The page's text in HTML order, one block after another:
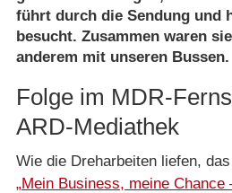
führt durch die Sendung und
besucht. Zusammen waren
anderem mit unseren Bussen.
Folge im MDR-
ARD-Mediathek
Wie die Dreharbeiten liefen,
„Mein Business, meine Chance